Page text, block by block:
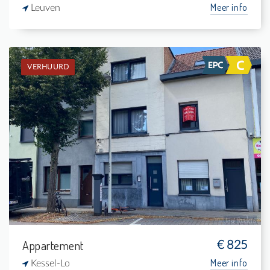
Leuven Meer info
VERHUURD
Verhuurd: Gelijkvloers app.
-
-
-
-
Appartement € 825
Kessel-Lo Meer info